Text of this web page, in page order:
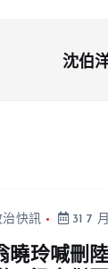
沈伯
治快訊 31 7
曉玲喊刪